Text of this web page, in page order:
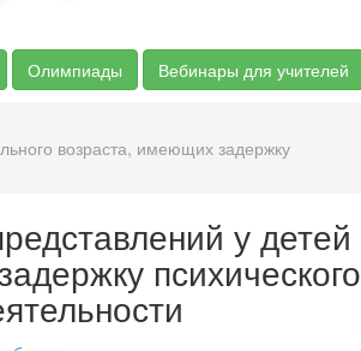
Олимпиады Вебинары для учителей
возраста, имеющих задержку
у детей
психического